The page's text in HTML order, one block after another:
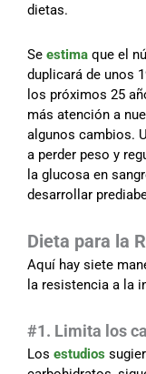
dietas.
Se estima que el
duplicará de unos
los próximos 25
más atención a
algunos cambios.
a perder peso y
la glucosa en
desarrollar
Dieta para la
Aquí hay siete
la resistencia a la
#1. Limita los
Los estudios